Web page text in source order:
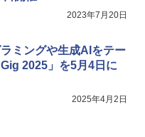
用キャビネット2023年7月20日
ミングや生成AIをテー
2025」を5月4日に
2025年4月2日